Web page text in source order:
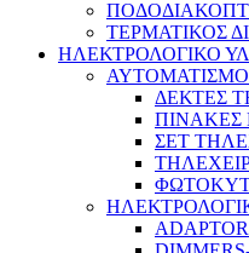
ΤΕΡΜΑΤΙΚΟΣ
ΗΛΕΚΤΡΟΛΟΓΙΚΟ
ΔΕΚΤΕΣ
ΠΙΝΑΚΕΣ
ΣΕΤ